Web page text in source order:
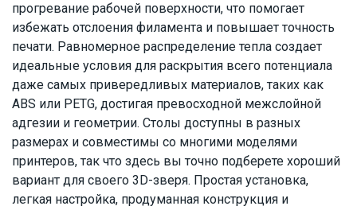
прогревание рабочей поверхности, что помогает
избежать отслоения филамента и повышает точность
печати. Равномерное распределение тепла создает
идеальные условия для раскрытия всего потенциала
даже самых привередливых материалов, таких как
ABS или PETG, достигая превосходной межслойной
адгезии и геометрии. Столы доступны в разных
размерах и совместимы со многими моделями
принтеров, так что здесь вы точно подберете хороший
вариант для своего 3D-зверя. Простая установка,
легкая настройка, продуманная конструкция и